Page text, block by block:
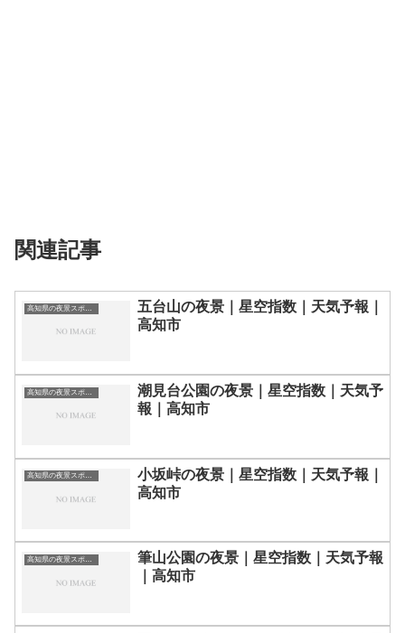
関連記事
高知県の夜景スポット一覧
五台山の夜景｜星空指数｜天気予報｜
高知市
高知県の夜景スポット一覧
潮見台公園の夜景｜星空指数｜天気予
報｜高知市
高知県の夜景スポット一覧
小坂峠の夜景｜星空指数｜天気予報｜
高知市
高知県の夜景スポット一覧
筆山公園の夜景｜星空指数｜天気予報
｜高知市